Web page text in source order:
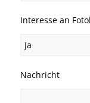
Interesse an
Nachricht